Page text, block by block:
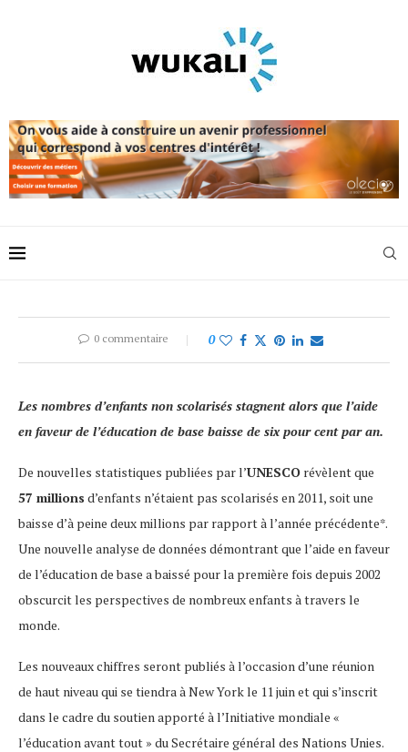
0 commentaire 0
Les nombres d’enfants non scolarisés stagnent alors que l’aide
en faveur de l’éducation de base baisse de six pour cent par an.
De nouvelles statistiques publiées par l’UNESCO révèlent que
57 millions d’enfants n’étaient pas scolarisés en 2011, soit une
baisse d’à peine deux millions par rapport à l’année précédente*.
Une nouvelle analyse de données démontrant que l’aide en faveur
de l’éducation de base a baissé pour la première fois depuis 2002
obscurcit les perspectives de nombreux enfants à travers le
monde.
Les nouveaux chiffres seront publiés à l’occasion d’une réunion
de haut niveau qui se tiendra à New York le 11 juin et qui s’inscrit
dans le cadre du soutien apporté à l’Initiative mondiale «
l’éducation avant tout » du Secrétaire général des Nations Unies.